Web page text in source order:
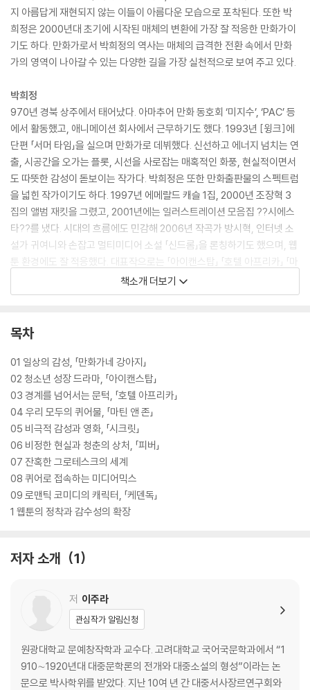
지 아름답게 재현되지 않는 이들이 아름다운 모습으로 포착된다. 또한 박
희정은 2000년대 초기에 시작된 매체의 변환에 가장 잘 적응한 만화가이
기도 하다. 만화가로서 박희정의 역사는 매체의 급격한 전환 속에서 만화
가의 영역이 나아갈 수 있는 다양한 길을 가장 실천적으로 보여 주고 있다.
박희정
970년 경북 상주에서 태어났다. 아마추어 만화 동호회 ‘미지수’, ‘PAC’ 등
에서 활동했고, 애니메이션 회사에서 근무하기도 했다. 1993년 [윙크]에
단편 「서머 타임」을 실으며 만화가로 데뷔했다. 신선하고 에너지 넘치는 연
출, 시공간을 오가는 플롯, 시선을 사로잡는 매혹적인 화풍, 현실적이면서
도 따뜻한 감성이 돋보이는 작가다. 박희정은 또한 만화출판물의 스펙트럼
을 넓힌 작가이기도 하다. 1997년 에메랄드 캐슬 1집, 2000년 조장혁 3
집의 앨범 재킷을 그렸고, 2001년에는 일러스트레이션 모음집 ??시에스
타??를 냈다. 시대의 흐름에도 민감해 2006년 작곡가 방시혁, 인터넷 소
설가 귀여니와 손잡고 멀티미디어 소설 「신드롬」을 론칭하기도 했으며, 웹
툰 환경에도 잘 적응했다. 대표작으로는 「아이캔스탑」 「호텔 아프리카」 「마
틴앤존」 「피버」 「두 번의 결혼식과 한 번의 장례식」 「케덴독」 등이 있고, 단
편집 『만화가네 강아지』와 『Q열』도 주목할 만하다. 「두 번의 결혼식과 한
다.
책소개 더보기
목차
01 일상의 감성, 「만화가네 강아지」
02 청소년 성장 드라마, 「아이캔스탑」
03 경계를 넘어서는 문턱, 「호텔 아프리카」
04 우리 모두의 퀴어물, 「마틴 앤 존」
05 비극적 감성과 영화, 「시크릿」
06 비정한 현실과 청춘의 상처, 「피버」
07 잔혹한 그로테스크의 세계
08 퀴어로 접속하는 미디어믹스
09 로맨틱 코미디의 캐릭터, 「케덴독」
1 웹툰의 정착과 감수성의 확장
저자 소개 1
저 이주라
관심작가 알림신청
원광대학교 문예창작학과 교수다. 고려대학교 국어국문학과에서 “1
910∼1920년대 대중문학론의 전개와 대중소설의 형성”이라는 논
문으로 박사학위를 받았다. 지난 10여 년 간 대중서사장르연구회와